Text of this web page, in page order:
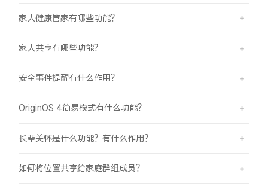
家人健康管家有哪些功能？
家人共享有哪些功能？
安全事件提醒有什么作用？
OriginOS 4简易模式有什么功能？
长辈关怀是什么功能？有什么作用？
如何将位置共享给家庭群组成员？